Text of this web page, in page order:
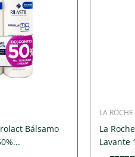
Bálsamo
LA
La
Lavante